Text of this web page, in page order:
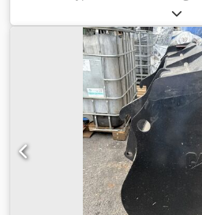
geen,
Bouwjaar:2013, bedrijfsturen:
, * Schepbak * Vork
Occasionvoertuig, inclusief btw.